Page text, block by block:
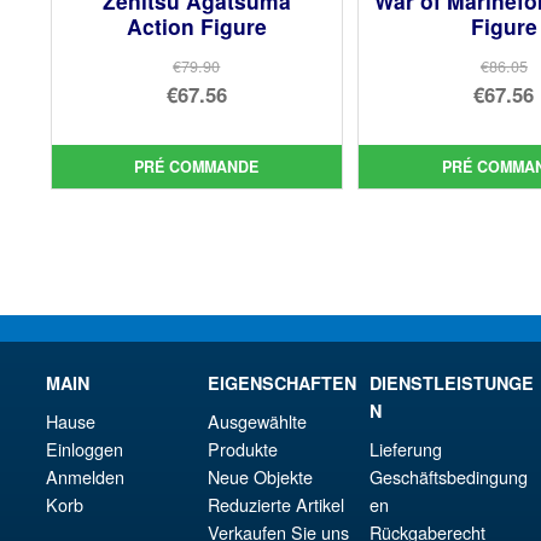
Action Figure
€79.90
Le
initial
était :
€67.56
prix
actuel
PRÉ COMMANDE
Figure
€86.05
Le
€67.56
prix
PRÉ
MAIN
Hause
Einloggen
Anmelden
Korb
EIGENSCHAFTEN
Ausgewählte
Produkte
Neue Objekte
Reduzierte Artikel
Verkaufen Sie uns
DIENSTLEISTUNGE
N
Lieferung
Geschäftsbedingung
en
Rückgaberecht